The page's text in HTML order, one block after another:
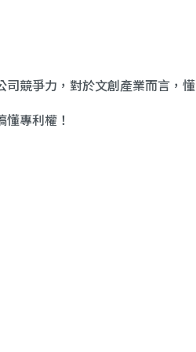
競爭力，對於文創產業而言，懂
專利權！